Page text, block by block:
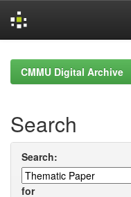
navigationCMMU Digital Archive
Search
Search:
for